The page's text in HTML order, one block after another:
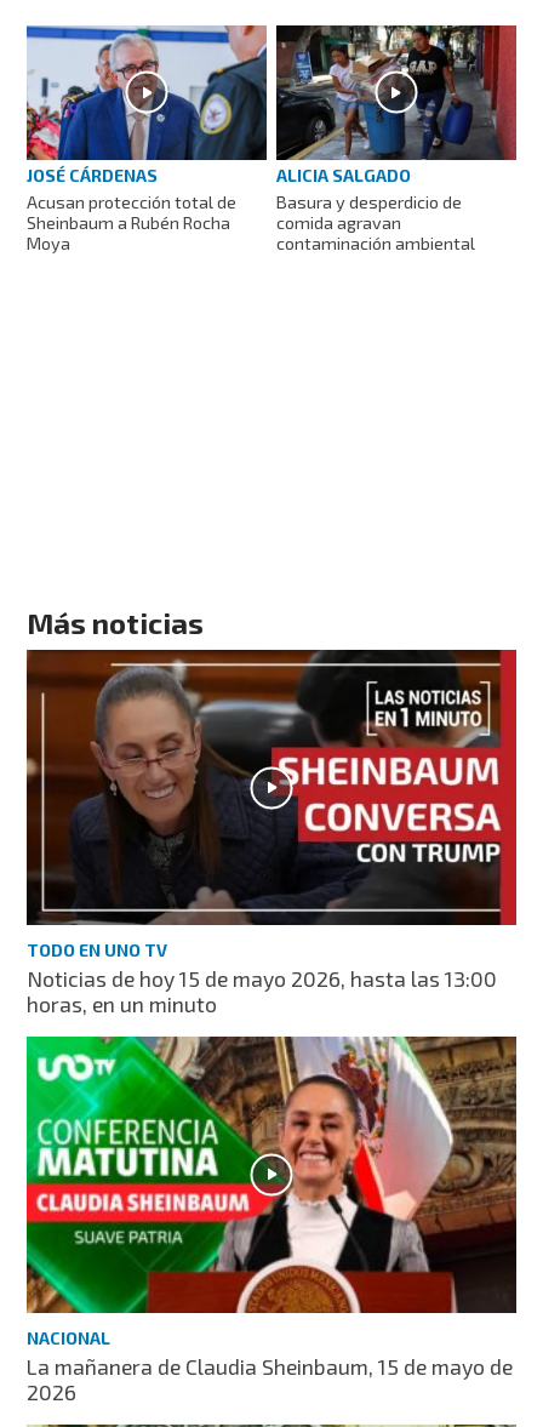
JOSÉ CÁRDENAS
Acusan protección total de
Sheinbaum a Rubén Rocha
Moya
ALICIA SALGADO
Basura y desperdicio de
comida agravan
contaminación ambiental
Más noticias
TODO EN UNO TV
Noticias de hoy 15 de mayo 2026, hasta las 13:00
horas, en un minuto
NACIONAL
La mañanera de Claudia Sheinbaum, 15 de mayo de
2026